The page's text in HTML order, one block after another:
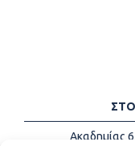
Ακαδημίας